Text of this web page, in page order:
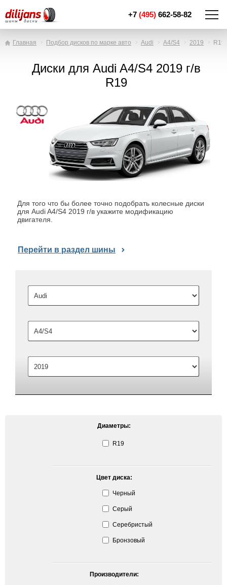
+7 (495) 662-58-82
Главная Подбор дисков по марке авто Audi A4/S4 2019 R19
Диски для Audi A4/S4 2019 г/в
R19
Для того что бы более точно подобрать колесные диски
для Audi A4/S4 2019 г/в укажите модификацию
двигателя.
Перейти в раздел шины
Диаметры:
R19
Цвет диска:
Черный
Серый
Серебристый
Бронзовый
Производители: